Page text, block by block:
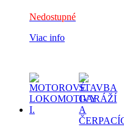
Nedostupné
Viac info